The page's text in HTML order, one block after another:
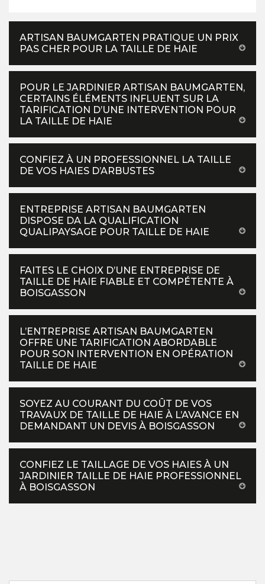
ARTISAN BAUMGARTEN PRATIQUE UN PRIX
PAS CHER POUR LA TAILLE DE HAIE
POUR LE JARDINIER ARTISAN BAUMGARTEN,
CERTAINS ÉLÉMENTS INFLUENT SUR LA
TARIFICATION D’UNE INTERVENTION POUR
LA TAILLE DE HAIE
CONFIEZ À UN PROFESSIONNEL LA TAILLE
DE VOS HAIES D’ARBUSTES
ENTREPRISE ARTISAN BAUMGARTEN
DISPOSE DA LA QUALIFICATION
QUALIPAYSAGE POUR TAILLE DE HAIE
FAITES LE CHOIX D’UNE ENTREPRISE DE
TAILLE DE HAIE FIABLE ET COMPÉTENTE À
BOISGASSON
L’ENTREPRISE ARTISAN BAUMGARTEN
OFFRE UNE TARIFICATION ABORDABLE
POUR SON INTERVENTION EN OPÉRATION
TAILLE DE HAIE
SOYEZ AU COURANT DU COÛT DE VOS
TRAVAUX DE TAILLE DE HAIE À L’AVANCE EN
DEMANDANT UN DEVIS À BOISGASSON
CONFIEZ LE TAILLAGE DE VOS HAIES À UN
JARDINIER TAILLE DE HAIE PROFESSIONNEL
À BOISGASSON